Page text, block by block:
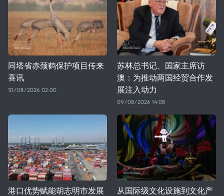
同塔省赤颈鹤保护项目传来
喜讯
10/08/2026 02:00
苏林总书记、国家主席访
澳：为推动两国经贸合作发
展注入动力
09/08/2026 14:08
港口优势赋能胡志明市发展
从国际级文化设施到文化产